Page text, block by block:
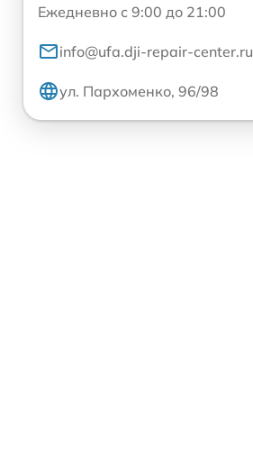
Ежедневно с 9:00 до 21:00
info@ufa.dji-repair-center.ru
ул. Пархоменко, 96/98